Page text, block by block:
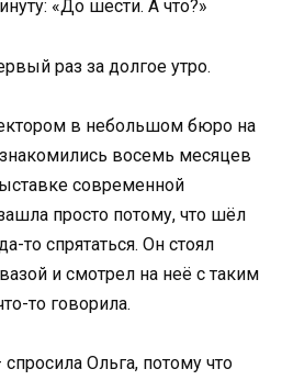
«До шести. А что?»
раз за долгое утро.
в небольшом бюро на
восемь месяцев
современной
просто потому, что шёл
то спрятаться. Он стоял
и смотрел на неё с таким
то говорила.
Ольга, потому что